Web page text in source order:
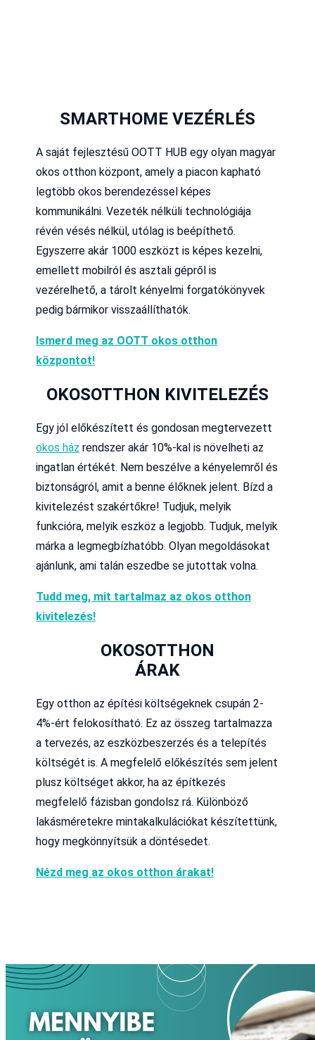
SMARTHOME VEZÉRLÉS
A saját fejlesztésű OOTT HUB egy olyan magyar
okos otthon központ, amely a piacon kapható
legtöbb okos berendezéssel képes
kommunikálni. Vezeték nélküli technológiája
révén vésés nélkül, utólag is beépíthető.
Egyszerre akár 1000 eszközt is képes kezelni,
emellett mobilról és asztali gépről is
vezérelhető, a tárolt kényelmi forgatókönyvek
pedig bármikor visszaállíthatók.
Ismerd meg az OOTT okos otthon
központot!
OKOSOTTHON KIVITELEZÉS
Egy jól előkészített és gondosan megtervezett
okos ház rendszer akár 10%-kal is növelheti az
ingatlan értékét. Nem beszélve a kényelemről és
biztonságról, amit a benne élőknek jelent. Bízd a
kivitelezést szakértőkre! Tudjuk, melyik
funkcióra, melyik eszköz a legjobb. Tudjuk, melyik
márka a legmegbízhatóbb. Olyan megoldásokat
ajánlunk, ami talán eszedbe se jutottak volna.
Tudd meg, mit tartalmaz az okos otthon
kivitelezés!
OKOSOTTHON
ÁRAK
Egy otthon az építési költségeknek csupán 2-
4%-ért felokosítható. Ez az összeg tartalmazza
a tervezés, az eszközbeszerzés és a telepítés
költségét is. A megfelelő előkészítés sem jelent
plusz költséget akkor, ha az építkezés
megfelelő fázisban gondolsz rá. Különböző
lakásméretekre mintakalkulációkat készítettünk,
hogy megkönnyítsük a döntésedet.
Nézd meg az okos otthon árakat!